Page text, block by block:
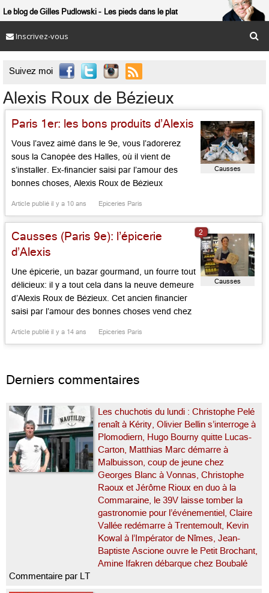
Le blog de Gilles Pudlowski Les pieds dans le plat
Inscrivez-vous
Suivez moi 
Alexis Roux de Bézieux
Paris 1er: les bons produits d’Alexis
Vous l’avez aimé dans le 9e, vous l’adorerez
sous la Canopée des Halles, où il vient de
s’installer. Ex-financier saisi par l’amour des
bonnes choses, Alexis Roux de Bézieux
avec soin: légumes et fruits bios, pains de
qualité, jolis biscuits, pâtes artisanales, belles
huiles, nougat tendre, guimauves parfumées,
jolis […]...
Article publié il y a 10 ans Epiceries Paris
Causses
Causses (Paris 9e): l’épicerie
d’Alexis
Une épicerie, un bazar gourmand, un fourre tout
délicieux: il y a tout cela dans la neuve demeure
d’Alexis Roux de Bézieux. Cet ancien financier
saisi par l’amour des bonnes choses vend chez
pâtes artisanales, belles huiles, nougat tendre,
Article publié il y a 14 ans Epiceries Paris
Causses
2
Derniers commentaires
Les chuchotis du lundi : Christophe Pelé
renaît à Kérity, Olivier Bellin s’interroge à
Plomodiern, Hugo Bourny quitte Lucas-
Carton, Matthias Marc démarre à
Malbuisson, coup de jeune chez
Georges Blanc à Vonnas, Christophe
Raoux et Jérôme Rioux en duo à la
Commaraine, le 39V laisse tomber la
gastronomie pour l’événementiel, Claire
Vallée redémarre à Trentemoult, Kevin
Kowal à l’Impérator de Nîmes, Jean-
Baptiste Ascione ouvre le Petit Brochant,
Amine Ifakren débarque chez Boubalé
Commentaire par LT